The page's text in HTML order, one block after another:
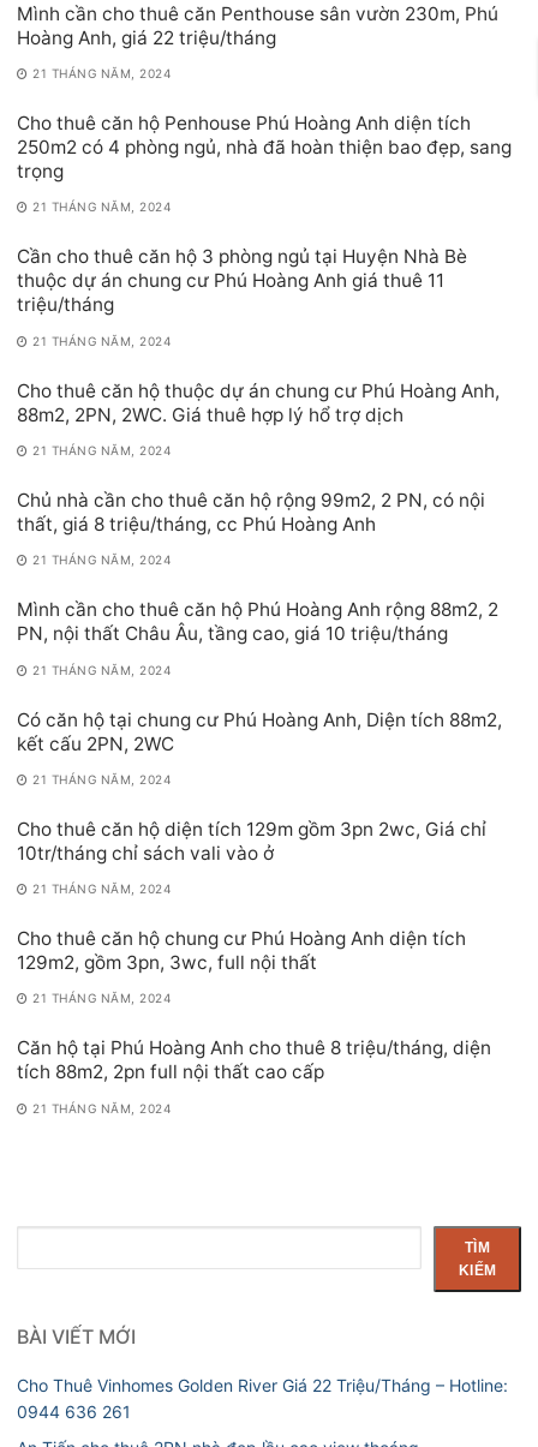
Mình cần cho thuê căn Penthouse sân vườn 230m, Phú
Hoàng Anh, giá 22 triệu/tháng
21 THÁNG NĂM, 2024
Cho thuê căn hộ Penhouse Phú Hoàng Anh diện tích
250m2 có 4 phòng ngủ, nhà đã hoàn thiện bao đẹp, sang
trọng
21 THÁNG NĂM, 2024
Cần cho thuê căn hộ 3 phòng ngủ tại Huyện Nhà Bè
thuộc dự án chung cư Phú Hoàng Anh giá thuê 11
triệu/tháng
21 THÁNG NĂM, 2024
Cho thuê căn hộ thuộc dự án chung cư Phú Hoàng Anh,
88m2, 2PN, 2WC. Giá thuê hợp lý hổ trợ dịch
21 THÁNG NĂM, 2024
Chủ nhà cần cho thuê căn hộ rộng 99m2, 2 PN, có nội
thất, giá 8 triệu/tháng, cc Phú Hoàng Anh
21 THÁNG NĂM, 2024
Mình cần cho thuê căn hộ Phú Hoàng Anh rộng 88m2, 2
PN, nội thất Châu Âu, tầng cao, giá 10 triệu/tháng
21 THÁNG NĂM, 2024
Có căn hộ tại chung cư Phú Hoàng Anh, Diện tích 88m2,
kết cấu 2PN, 2WC
21 THÁNG NĂM, 2024
Cho thuê căn hộ diện tích 129m gồm 3pn 2wc, Giá chỉ
10tr/tháng chỉ sách vali vào ở
21 THÁNG NĂM, 2024
Cho thuê căn hộ chung cư Phú Hoàng Anh diện tích
129m2, gồm 3pn, 3wc, full nội thất
21 THÁNG NĂM, 2024
Căn hộ tại Phú Hoàng Anh cho thuê 8 triệu/tháng, diện
tích 88m2, 2pn full nội thất cao cấp
21 THÁNG NĂM, 2024
kiếm
TÌM
KIẾM
BÀI VIẾT MỚI
Cho Thuê Vinhomes Golden River Giá 22 Triệu/Tháng – Hotline:
0944 636 261